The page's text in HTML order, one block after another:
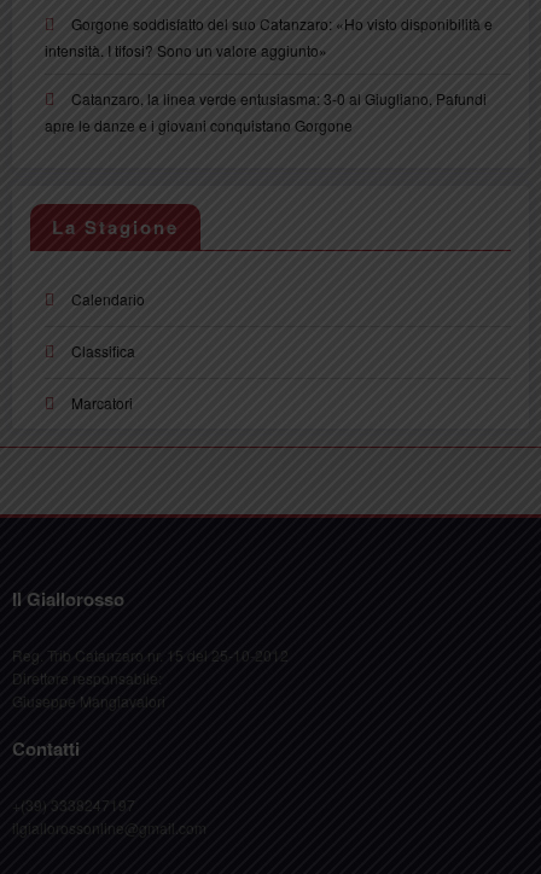
Gorgone soddisfatto del suo Catanzaro: «Ho visto disponibilità e
intensità. I tifosi? Sono un valore aggiunto»
Catanzaro, la linea verde entusiasma: 3-0 al Giugliano, Pafundi
apre le danze e i giovani conquistano Gorgone
La Stagione
Calendario
Classifica
Marcatori
Il Giallorosso
Reg. Trib Catanzaro nr. 15 del 25-10-2012
Direttore responsabile:
Giuseppe Mangiavalori
Contatti
+(39) 3338247197
ilgiallorossonline@gmail.com